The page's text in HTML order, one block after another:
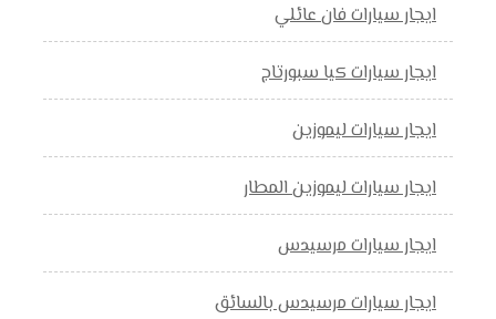
ايجار سيارات فان عائلي
ايجار سيارات كيا سبورتاج
ايجار سيارات ليموزين
ايجار سيارات ليموزين المطار
ايجار سيارات مرسيدس
ايجار سيارات مرسيدس بالسائق